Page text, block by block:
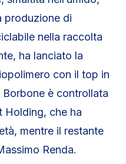
produzione di
nella raccolta
ha lanciato la
con il top in
è controllata
Holding, che ha
mentre il restante
Renda.